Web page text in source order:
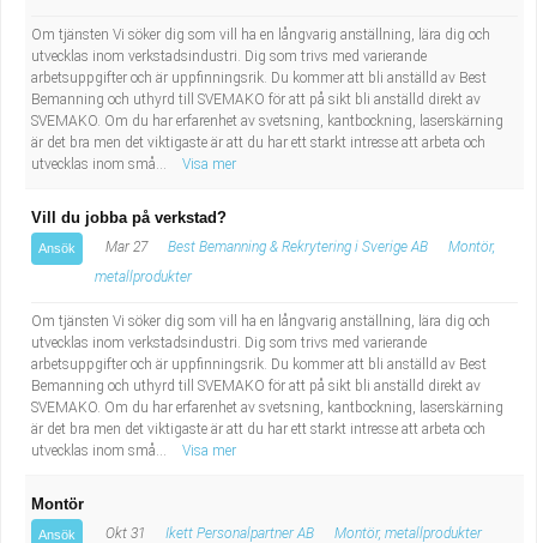
Om tjänsten Vi söker dig som vill ha en långvarig anställning, lära dig och
utvecklas inom verkstadsindustri. Dig som trivs med varierande
arbetsuppgifter och är uppfinningsrik. Du kommer att bli anställd av Best
Bemanning och uthyrd till SVEMAKO för att på sikt bli anställd direkt av
SVEMAKO. Om du har erfarenhet av svetsning, kantbockning, laserskärning
är det bra men det viktigaste är att du har ett starkt intresse att arbeta och
utvecklas inom små...
Visa mer
Vill du jobba på verkstad?
Ansök Mar 27 Best Bemanning & Rekrytering i Sverige AB
Montör,
metallprodukter
Om tjänsten Vi söker dig som vill ha en långvarig anställning, lära dig och
utvecklas inom verkstadsindustri. Dig som trivs med varierande
arbetsuppgifter och är uppfinningsrik. Du kommer att bli anställd av Best
Bemanning och uthyrd till SVEMAKO för att på sikt bli anställd direkt av
SVEMAKO. Om du har erfarenhet av svetsning, kantbockning, laserskärning
är det bra men det viktigaste är att du har ett starkt intresse att arbeta och
utvecklas inom små...
Visa mer
Montör
Ansök Okt 31 Ikett Personalpartner AB Montör, metallprodukter